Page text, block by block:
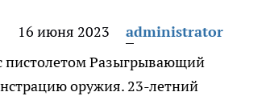
16 июня 2023
administrator
пистолетомРазыгрывающий
оружия. 23-летний